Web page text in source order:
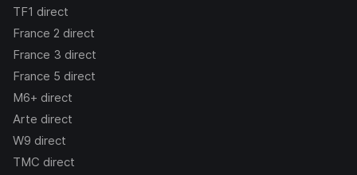
TF1 direct
France 2 direct
France 3 direct
France 5 direct
M6+ direct
Arte direct
W9 direct
TMC direct